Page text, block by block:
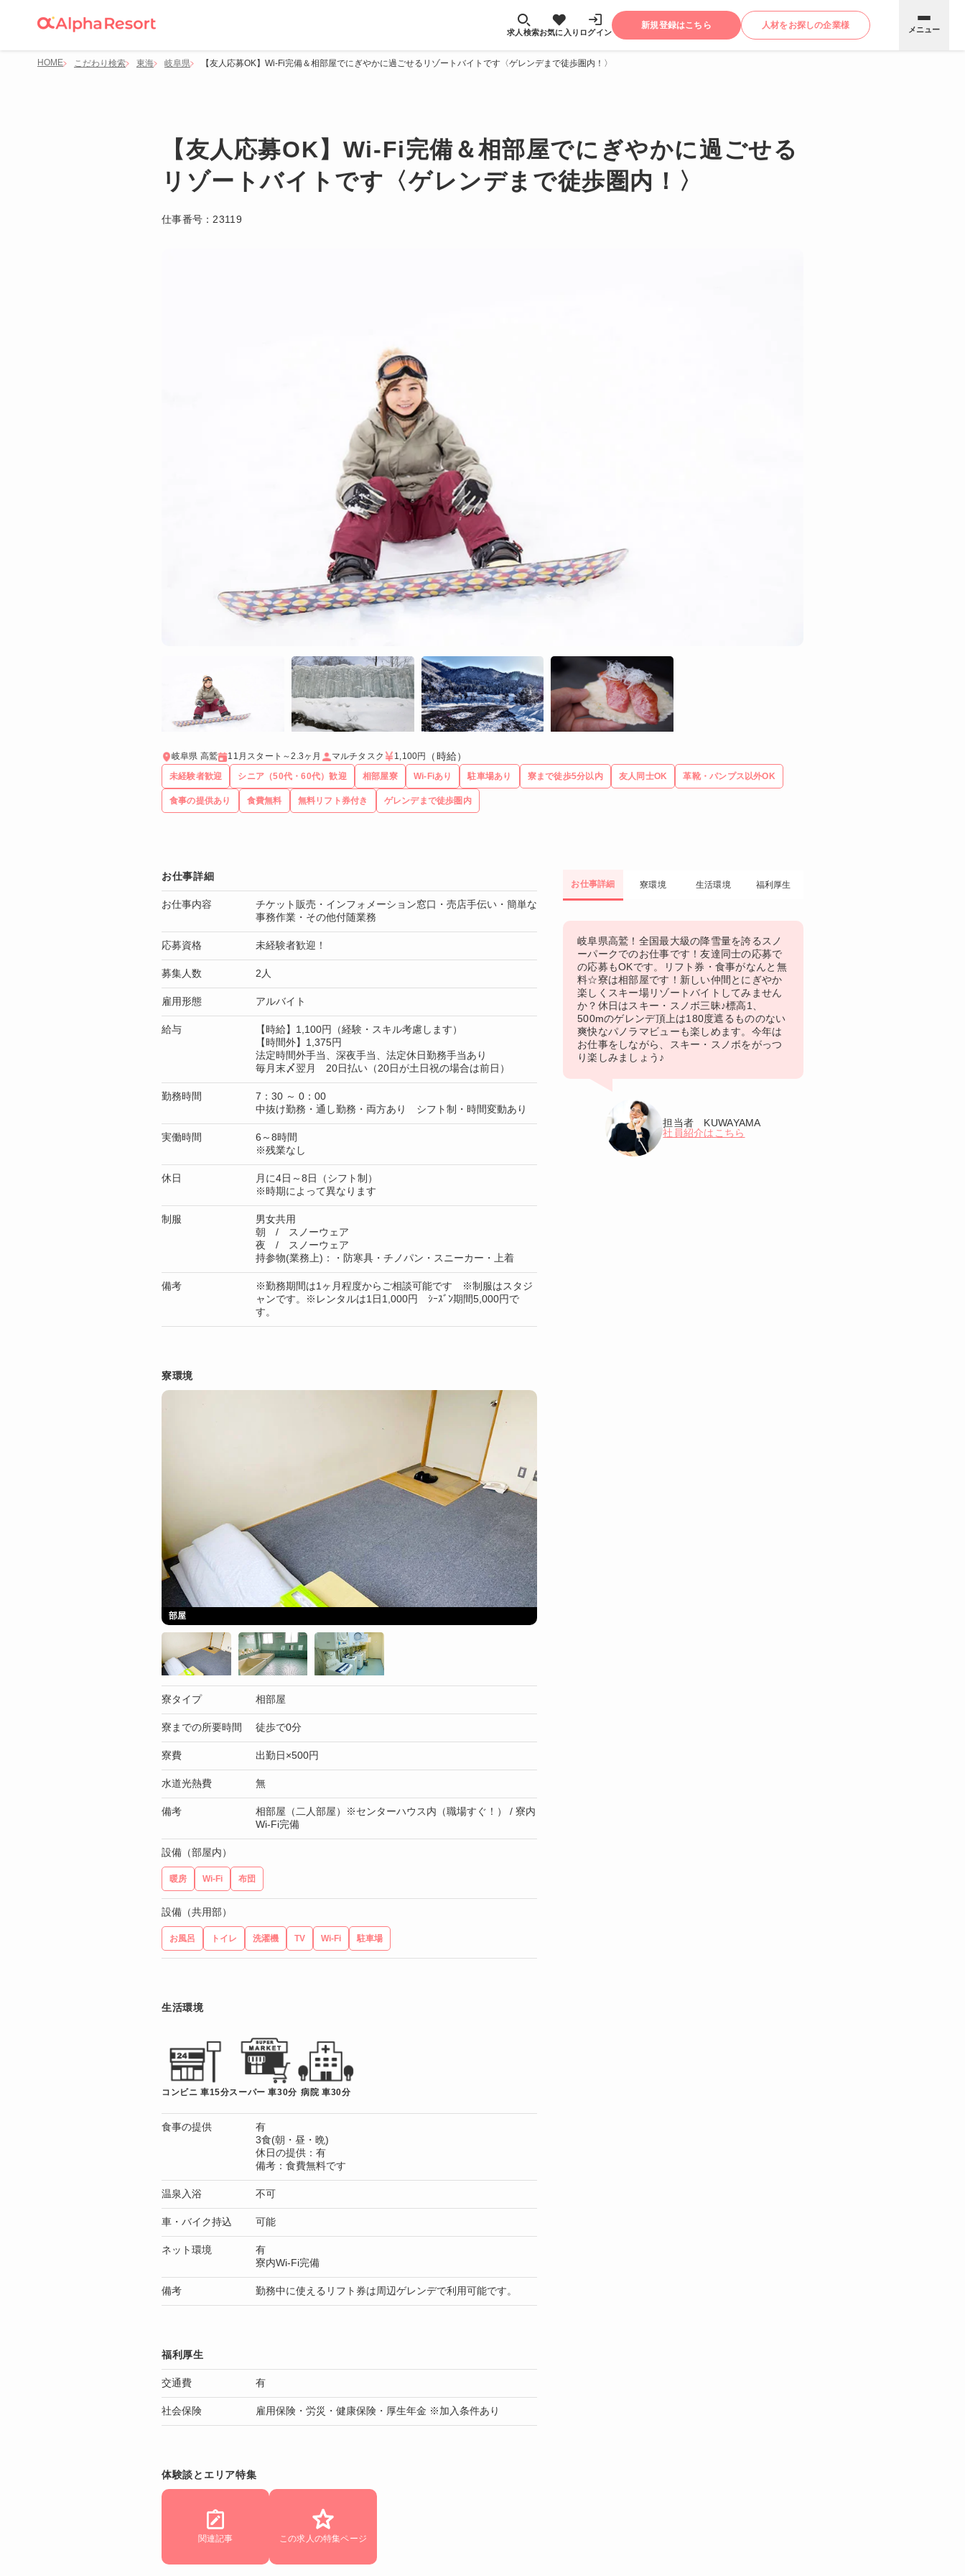
求人検索お気に入り ログイン
新規登録はこちら 人材をお探しの企業様 メニュー
HOME こだわり検索 東海 岐阜県 【友人応募OK】Wi-Fi完備＆相部屋でにぎやかに過ごせるリゾートバイトです〈ゲレンデまで徒歩圏内！〉
【友人応募OK】Wi-Fi完備＆相部屋でにぎやかに過ごせる
リゾートバイトです〈ゲレンデまで徒歩圏内！〉
仕事番号： 23119
岐阜県 高鷲 11月スタート～2.3ヶ月 マルチタスク 1,100円 （時給）
未経験者歓迎 シニア（50代・60代）歓迎 相部屋寮 Wi-Fiあり 駐車場あり 寮まで徒歩5分以内 友人同士OK 革靴・パンプス以外OK
食事の提供あり 食費無料 無料リフト券付き ゲレンデまで徒歩圏内
お仕事詳細 寮環境 生活環境 福利厚生
岐阜県高鷲！全国最大級の降雪量を誇るスノ
ーパークでのお仕事です！友達同士の応募で
の応募もOKです。リフト券・食事がなんと無
料☆寮は相部屋です！新しい仲間とにぎやか
楽しくスキー場リゾートバイトしてみません
か？休日はスキー・スノボ三昧♪標高1、
500mのゲレンデ頂上は180度遮るもののない
爽快なパノラマビューも楽しめます。今年は
お仕事をしながら、スキー・スノボをがっつ
り楽しみましょう♪
担当者 KUWAYAMA
社員紹介はこちら
お仕事詳細
お仕事内容
チケット販売・インフォメーション窓口・売店手伝い・簡単な
事務作業・その他付随業務
応募資格 未経験者歓迎！
募集人数 2人
雇用形態 アルバイト
給与
【時給】1,100円（経験・スキル考慮します）
【時間外】1,375円
法定時間外手当、深夜手当、法定休日勤務手当あり
毎月末〆翌月 20日払い（20日が土日祝の場合は前日）
勤務時間
7：30 ～ 0：00
中抜け勤務・通し勤務・両方あり シフト制・時間変動あり
実働時間
6～8時間
※残業なし
休日
月に4日～8日（シフト制）
※時期によって異なります
制服
男女共用
朝 / スノーウェア
夜 / スノーウェア
持参物(業務上)：・防寒具・チノパン・スニーカー・上着
備考
※勤務期間は1ヶ月程度からご相談可能です ※制服はスタジ
ャンです。※レンタルは1日1,000円 ｼｰｽﾞﾝ期間5,000円で
す。
寮環境
部屋
寮タイプ 相部屋
寮までの所要時間 徒歩で0分
寮費 出勤日×500円
水道光熱費 無
備考
相部屋（二人部屋）※センターハウス内（職場すぐ！） / 寮内
Wi-Fi完備
設備（部屋内）
暖房 Wi-Fi 布団
設備（共用部）
お風呂 トイレ 洗濯機 TV Wi-Fi 駐車場
生活環境
コンビニ 車15分スーパー 車30分 病院 車30分
食事の提供
有
3食(朝・昼・晩)
休日の提供：有
備考：食費無料です
温泉入浴 不可
車・バイク持込 可能
ネット環境
有
寮内Wi-Fi完備
備考 勤務中に使えるリフト券は周辺ゲレンデで利用可能です。
福利厚生
交通費 有
社会保険 雇用保険・労災・健康保険・厚生年金 ※加入条件あり
体験談とエリア特集
関連記事 この求人の特集ページ